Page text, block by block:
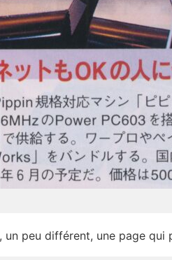
peu différent, une page qui